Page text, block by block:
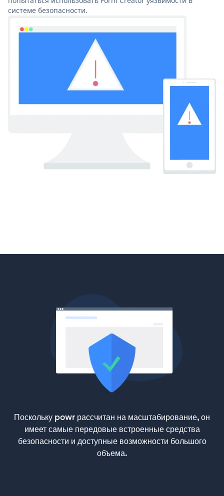
системе безопасности.
Поскольку powr рассчитан на масштабирование, он
имеет самые передовые встроенные средства
безопасности и доступные возможности большого
объема.